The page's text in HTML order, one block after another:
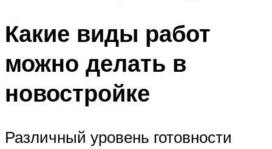
Какие виды работ
можно делать в
новостройке
Различный уровень готовности